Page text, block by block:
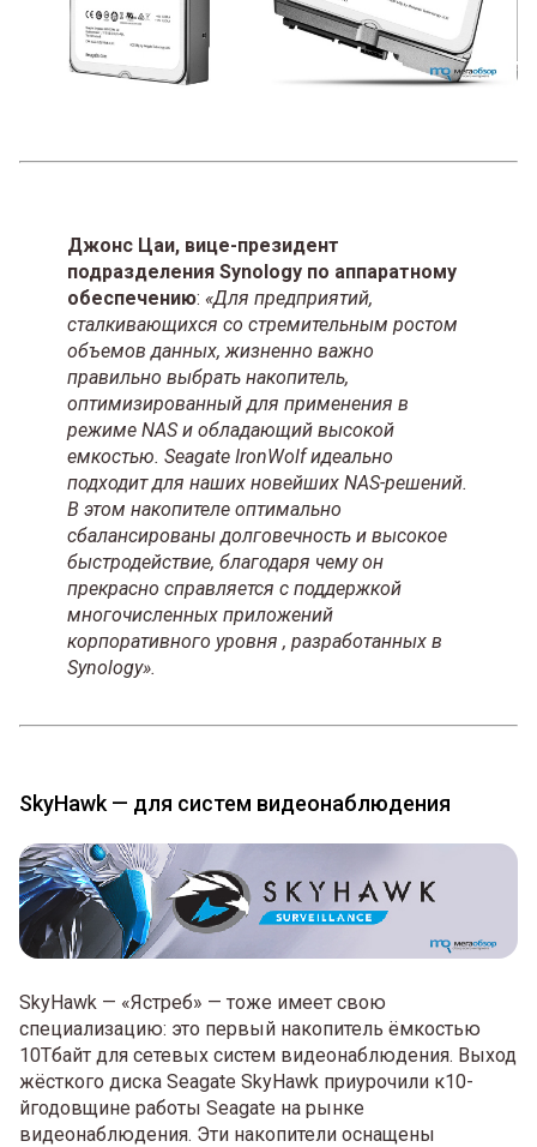
Джонс Цаи, вице-президент
подразделения Synology по аппаратному
обеспечению: «Для предприятий,
сталкивающихся со стремительным ростом
объемов данных, жизненно важно
правильно выбрать накопитель,
оптимизированный для применения в
режиме NAS и обладающий высокой
емкостью. Seagate IronWolf идеально
подходит для наших новейших NAS-решений.
В этом накопителе оптимально
сбалансированы долговечность и высокое
быстродействие, благодаря чему он
прекрасно справляется с поддержкой
многочисленных приложений
корпоративного уровня , разработанных в
Synology».
SkyHawk — для систем видеонаблюдения
SkyHawk — «Ястреб» — тоже имеет свою
специализацию: это первый накопитель ёмкостью
10Тбайт для сетевых систем видеонаблюдения. Выход
жёсткого диска Seagate SkyHawk приурочили к10-
йгодовщине работы Seagate на рынке
видеонаблюдения. Эти накопители оснащены